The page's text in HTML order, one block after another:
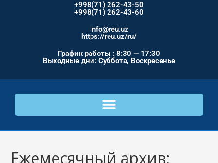
+998(71) 262-43-50
+998(71) 262-43-60
info@reu.uz
https://reu.uz/ru/
График работы : 8:30 — 17:30
Выходные дни: Суббота, Воскресенье
Ежемесячный архив: